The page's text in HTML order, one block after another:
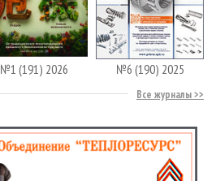
№1 (191) 2026 №6 (190) 2025
Все журналы